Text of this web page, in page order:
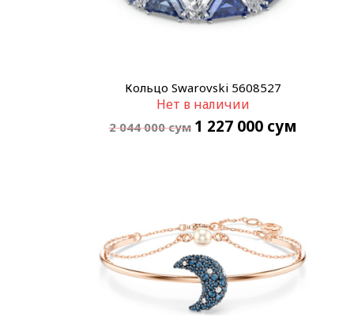
Кольцо Swarovski 5608527
Нет в наличии
2 044 000сум 1 227 000 сум